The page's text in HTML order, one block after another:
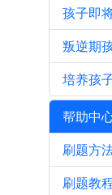
孩子即
叛逆期
培养孩
帮助中
刷题方
刷题教